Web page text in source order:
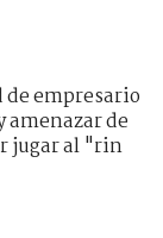
empresario
amenazar de
jugar al "rin